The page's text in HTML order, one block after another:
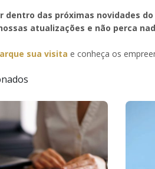
dentro das próximas novidades
atualizações e não perca
sua visita e conheça os